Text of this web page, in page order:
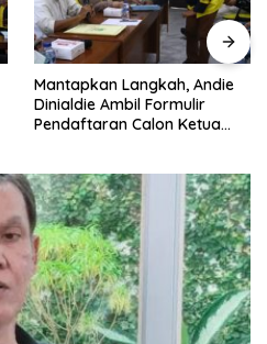
Mantapkan Langkah, Andie
Dinialdie Ambil Formulir
Pendaftaran Calon Ketua